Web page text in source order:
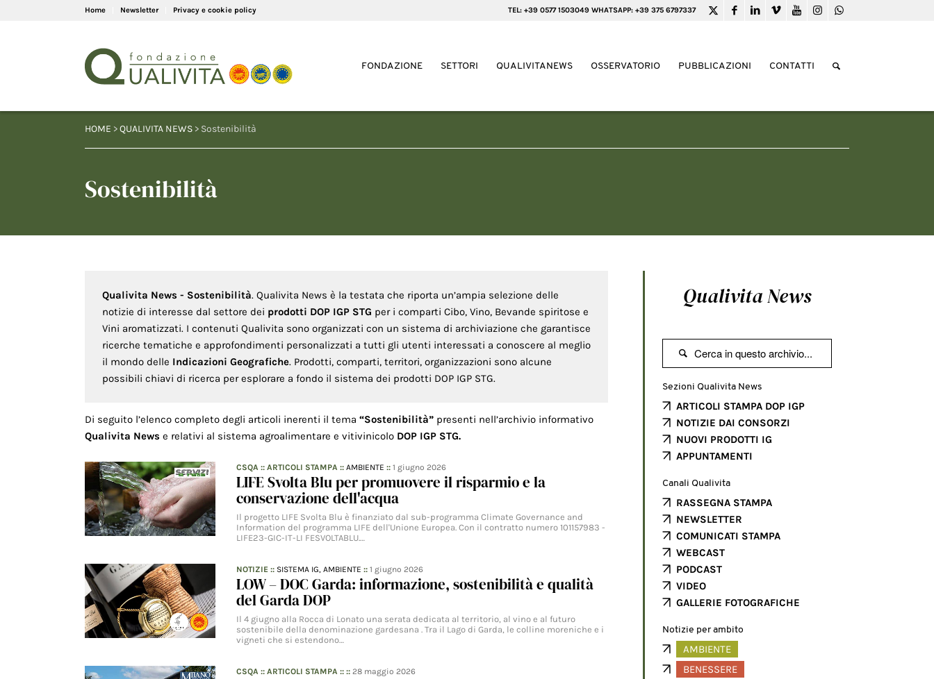
Home Newsletter Privacy e cookie policy TEL: +39 0577 1503049 WHATSAPP: +39 375 6797337
FONDAZIONE SETTORI QUALIVITANEWS OSSERVATORIO PUBBLICAZIONI CONTATTI
HOME >QUALIVITA NEWS > Sostenibilità
Sostenibilità
Qualivita News - Sostenibilità. Qualivita News è la testata che riporta un’ampia selezione delle
notizie di interesse dal settore dei prodotti DOP IGP STG per i comparti Cibo, Vino, Bevande spiritose e
Vini aromatizzati. I contenuti Qualivita sono organizzati con un sistema di archiviazione che garantisce
ricerche tematiche e approfondimenti personalizzati a tutti gli utenti interessati a conoscere al meglio
il mondo delle Indicazioni Geografiche. Prodotti, comparti, territori, organizzazioni sono alcune
possibili chiavi di ricerca per esplorare a fondo il sistema dei prodotti DOP IGP STG.
Di seguito l’elenco completo degli articoli inerenti il tema “Sostenibilità” presenti nell’archivio informativo
Qualivita News e relativi al sistema agroalimentare e vitivinicolo DOP IGP STG.
CSQA ::ARTICOLI STAMPA ::AMBIENTE ::1 giugno 2026
LIFE Svolta Blu per promuovere il risparmio e la
conservazione dell'acqua
Il progetto LIFE Svolta Blu è finanziato dal sub-programma Climate Governance and
Information del programma LIFE dell'Unione Europea. Con il contratto numero 101157983 -
LIFE23-GIC-IT-LI FESVOLTABLU.…
NOTIZIE :: SISTEMA IG,AMBIENTE ::1 giugno 2026
LOW – DOC Garda: informazione, sostenibilità e qualità
del Garda DOP
Il 4 giugno alla Rocca di Lonato una serata dedicata al territorio, al vino e al futuro
sostenibile della denominazione gardesana . Tra il Lago di Garda, le colline moreniche e i
vigneti che si estendono…
CSQA ::ARTICOLI STAMPA :: ::28 maggio 2026
Qualivita News

Sezioni Qualivita News
ARTICOLI STAMPA DOP IGP
NOTIZIE DAI CONSORZI
NUOVI PRODOTTI IG
APPUNTAMENTI
Canali Qualivita
RASSEGNA STAMPA
NEWSLETTER
COMUNICATI STAMPA
WEBCAST
PODCAST
VIDEO
GALLERIE FOTOGRAFICHE
Notizie per ambito
AMBIENTE
BENESSERE